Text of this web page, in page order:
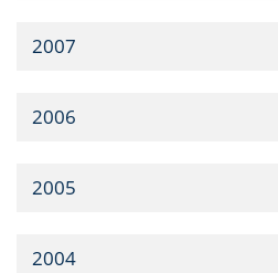
2007
2006
2005
2004